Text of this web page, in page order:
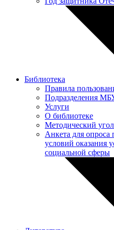
Библиотека
Правила
Подразделения
Услуги
О библиотеке
Методический
Анкета для опроса
условий оказания
социальной сферы